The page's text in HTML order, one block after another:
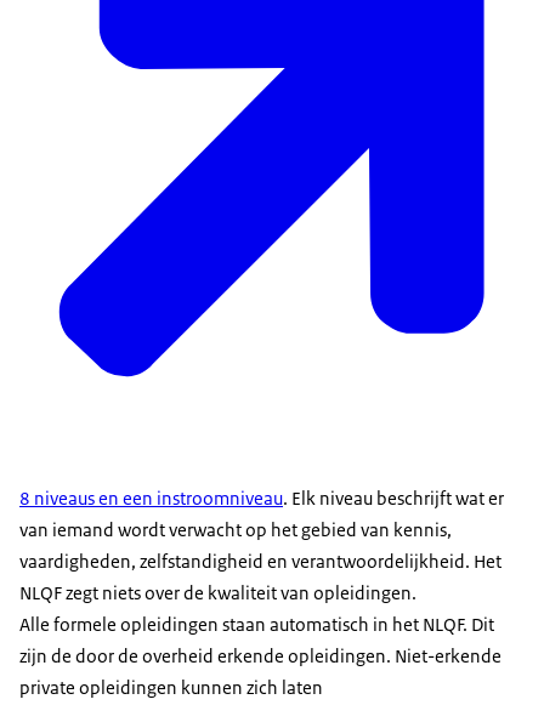
8 niveaus en een instroomniveau. Elk niveau beschrijft wat er
van iemand wordt verwacht op het gebied van kennis,
vaardigheden, zelfstandigheid en verantwoordelijkheid. Het
NLQF zegt niets over de kwaliteit van opleidingen.
Alle formele opleidingen staan automatisch in het NLQF. Dit
zijn de door de overheid erkende opleidingen. Niet-erkende
private opleidingen kunnen zich laten